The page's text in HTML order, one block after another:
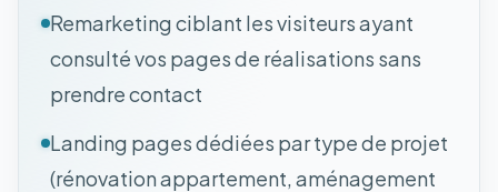
Remarketing ciblant les visiteurs ayant
consulté vos pages de réalisations sans
prendre contact
Landing pages dédiées par type de projet
(rénovation appartement, aménagement